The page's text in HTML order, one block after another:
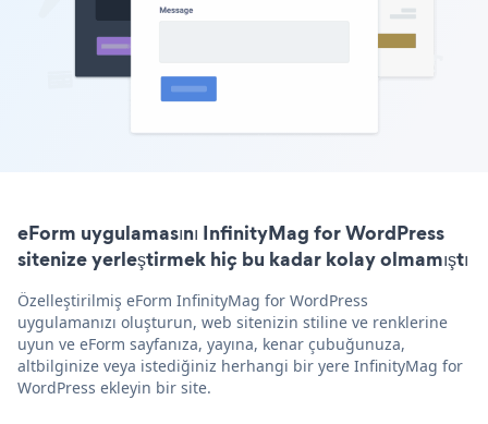
eForm uygulamasını InfinityMag for WordPress
sitenize yerleştirmek hiç bu kadar kolay olmamıştı
Özelleştirilmiş eForm InfinityMag for WordPress
uygulamanızı oluşturun, web sitenizin stiline ve renklerine
uyun ve eForm sayfanıza, yayına, kenar çubuğunuza,
altbilginize veya istediğiniz herhangi bir yere InfinityMag for
WordPress ekleyin bir site.